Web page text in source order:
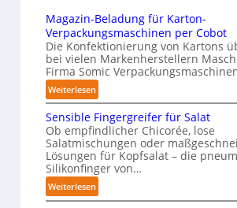
c
a
l
A
h
a
u
s
k
u
n
g
n
v
o
n
y
n
s
t
l
c
h
e
I
Magazin-Beladung für Karton-
Verpackungsmaschinen per Cobot
Die Konfektionierung von Kartons
bei vielen Markenherstellern
Firma Somic
Weiterlesen:
M
a
g
a
z
i
n
Sensible Fingergreifer für Salat
Ob empfindlicher Chicorée, lose
Salatmischungen oder
Lösungen für Kopfsalat – die
Silikonfinger von…
Weiterlesen:
S